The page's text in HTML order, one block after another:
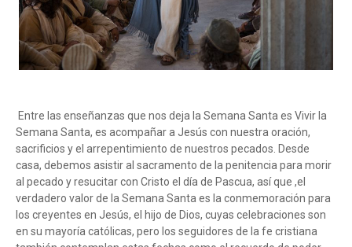
Entre las enseñanzas que nos deja la Semana Santa es Vivir la
Semana Santa, es acompañar a Jesús con nuestra oración,
sacrificios y el arrepentimiento de nuestros pecados. Desde
casa, debemos asistir al sacramento de la penitencia para morir
al pecado y resucitar con Cristo el día de Pascua, así que ,el
verdadero valor de la Semana Santa es la conmemoración para
los creyentes en Jesús, el hijo de Dios, cuyas celebraciones son
en su mayoría católicas, pero los seguidores de la fe cristiana